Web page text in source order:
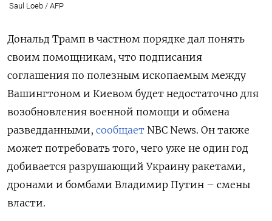
Saul Loeb / AFP
Дональд Трамп в частном порядке дал понять
своим помощникам, что подписания
соглашения по полезным ископаемым между
Вашингтоном и Киевом будет недостаточно для
возобновления военной помощи и обмена
разведданными, сообщает NBC News. Он также
может потребовать того, чего уже не один год
добивается разрушающий Украину ракетами,
дронами и бомбами Владимир Путин – смены
власти.